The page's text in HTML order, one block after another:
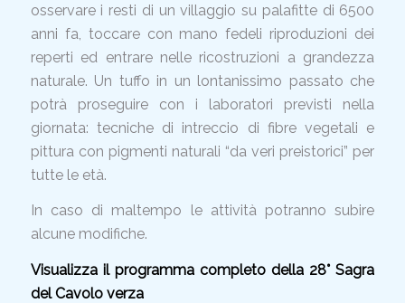
osservare i resti di un villaggio su palafitte di 6500
anni fa, toccare con mano fedeli riproduzioni dei
reperti ed entrare nelle ricostruzioni a grandezza
naturale. Un tuffo in un lontanissimo passato che
potrà proseguire con i laboratori previsti nella
giornata: tecniche di intreccio di fibre vegetali e
pittura con pigmenti naturali “da veri preistorici” per
tutte le età.
In caso di maltempo le attività potranno subire
alcune modifiche.
Visualizza il programma completo della 28° Sagra
del Cavolo verza